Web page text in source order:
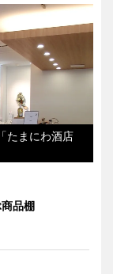
たまにわ酒店
品棚